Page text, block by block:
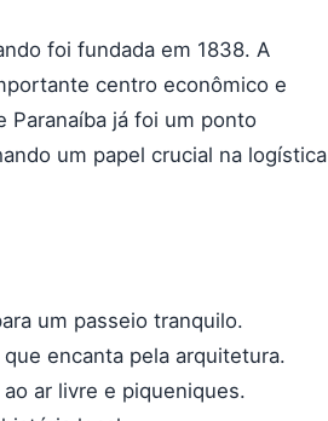
foi fundada em 1838. A
centro econômico e
Paranaíba já foi um ponto
um papel crucial na logística
um passeio tranquilo.
encanta pela arquitetura.
ar livre e piqueniques.